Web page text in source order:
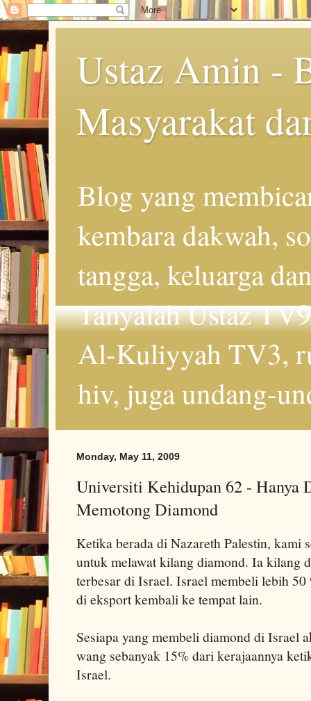
Ustaz Amin -
Masyarakat
Blog yang
kembara dakwah,
tangga, keluarga
Tanyalah Ustaz
Al-Kuliyyah TV3,
hiv, juga undang-
Monday, May 11, 2009
Universiti Kehidupan 62 - Hanya
Memotong Diamond
Ketika berada di Nazareth Palestin, kami
untuk melawat kilang diamond. Ia kilang
terbesar di Israel. Israel membeli lebih
di eksport kembali ke tempat lain.
Sesiapa yang membeli diamond di Israel
wang sebanyak 15% dari kerajaannya
Israel.